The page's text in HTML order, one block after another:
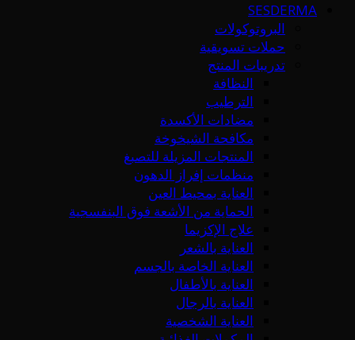
SESDERMA
البروتوكولات
حملات تسويقية
تدريبات المنتج
النظافة
الترطيب
مضادات الأكسدة
مكافحة الشيخوخة
المنتجات المزيلة للتصبغ
منظمات إفراز الدهون
العناية بمحيط العين
الحماية من الأشعة فوق البنفسجية
علاج الإكزيما
العناية بالشعر
العناية الخاصة بالجسم
العناية بالأطفال
العناية بالرجال
العناية الشخصية